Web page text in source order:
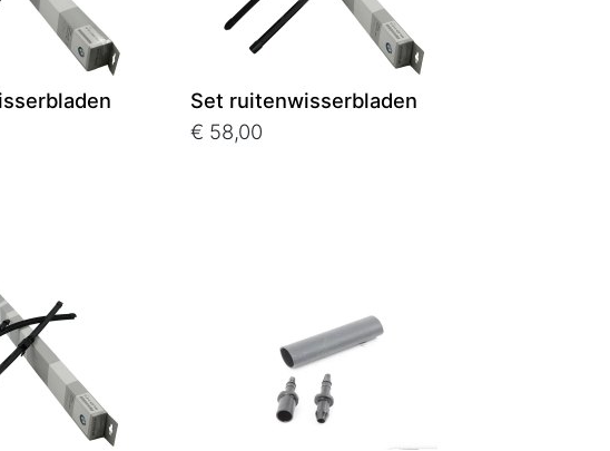
Set ruitenwisserbladen
€ 58,00